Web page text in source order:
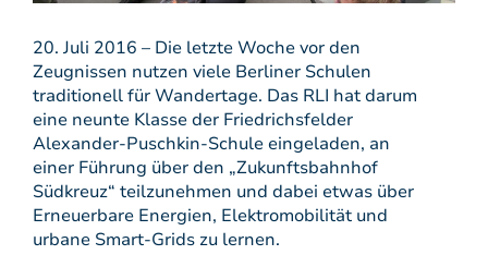
20. Juli 2016 – Die letzte Woche vor den
Zeugnissen nutzen viele Berliner Schulen
traditionell für Wandertage. Das RLI hat darum
eine neunte Klasse der Friedrichsfelder
Alexander-Puschkin-Schule eingeladen, an
einer Führung über den „Zukunftsbahnhof
Südkreuz“ teilzunehmen und dabei etwas über
Erneuerbare Energien, Elektromobilität und
urbane Smart-Grids zu lernen.